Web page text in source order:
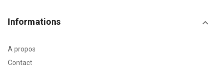
Informations
A propos
Contact